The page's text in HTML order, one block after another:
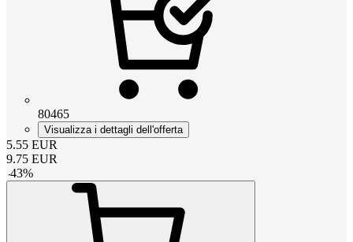
80465
Visualizza i dettagli dell'offerta
5.55 EUR
9.75 EUR
-43%